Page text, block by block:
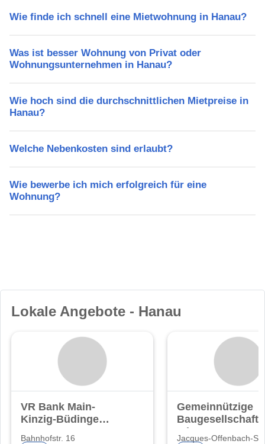
Wie finde ich schnell eine Mietwohnung in Hanau?
Was ist besser Wohnung von Privat oder
Wohnungsunternehmen in Hanau?
Wie hoch sind die durchschnittlichen Mietpreise in
Hanau?
Welche Nebenkosten sind erlaubt?
Wie bewerbe ich mich erfolgreich für eine
Wohnung?
Lokale Angebote - Hanau
VR Bank Main-
Kinzig-Büdingen
Bahnhofstr. 16
Gemeinnützige
Baugesellschaft
mbH
Jacques-Offenbach-